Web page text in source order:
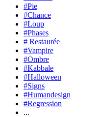
#Pie
#Chance
#Loup
#Phases
# Restaurée
#Vampire
#Ombre
#Kabbale
#Halloween
#Signs
#Humandesign
#Regression
...